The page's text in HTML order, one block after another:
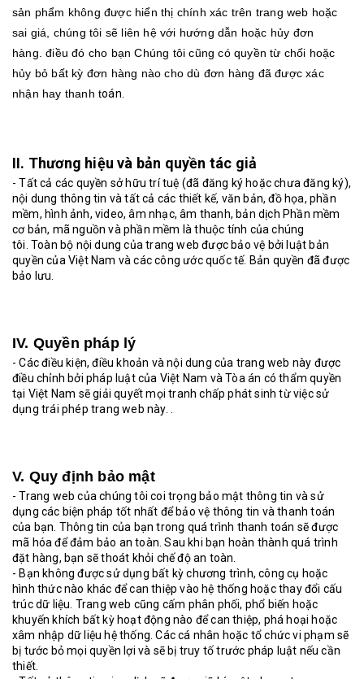
sản phẩm không được hiển thị chính xác trên trang web hoặc
sai giá, chúng tôi sẽ liên hệ với hướng dẫn hoặc hủy đơn
hàng.điều đó cho bạnChúng tôi cũng có quyền từ chối hoặc
hủy bỏ bất kỳ đơn hàng nào cho dù đơn hàng đã được xác
nhận hay thanh toán.
II. Thương hiệu và bản quyền tác giả
- Tất cả các quyền sở hữu trí tuệ (đã đăng ký hoặc chưa đăng ký),
nội dung thông tin và tất cả các thiết kế, văn bản, đồ họa, phần
mềm, hình ảnh, video, âm nhạc, âm thanh, bản dịch Phần mềm
cơ bản, mã nguồn và phần mềm là thuộc tính của chúng
tôi.Toàn bộ nội dung của trang web được bảo vệ bởi luật bản
quyền của Việt Nam và các công ước quốc tế. Bản quyền đã được
bảo lưu.
IV. Quyền pháp lý
- Các điều kiện, điều khoản và nội dung của trang web này được
điều chỉnh bởi pháp luật của Việt Nam và Tòa án có thẩm quyền
tại Việt Nam sẽ giải quyết mọi tranh chấp phát sinh từ việc sử
dụng trái phép trang web này.
V. Quy định bảo mật
- Trang web của chúng tôi coi trọng bảo mật thông tin và sử
dụng các biện pháp tốt nhất để bảo vệ thông tin và thanh toán
của bạn. Thông tin của bạn trong quá trình thanh toán sẽ được
mã hóa để đảm bảo an toàn. Sau khi bạn hoàn thành quá trình
đặt hàng, bạn sẽ thoát khỏi chế độ an toàn.
- Bạn không được sử dụng bất kỳ chương trình, công cụ hoặc
hình thức nào khác để can thiệp vào hệ thống hoặc thay đổi cấu
trúc dữ liệu. Trang web cũng cấm phân phối, phổ biến hoặc
khuyến khích bất kỳ hoạt động nào để can thiệp, phá hoại hoặc
xâm nhập dữ liệu hệ thống. Các cá nhân hoặc tổ chức vi phạm sẽ
bị tước bỏ mọi quyền lợi và sẽ bị truy tố trước pháp luật nếu cần
thiết.